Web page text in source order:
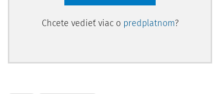
Chcete vedieť viac o predplatnom?